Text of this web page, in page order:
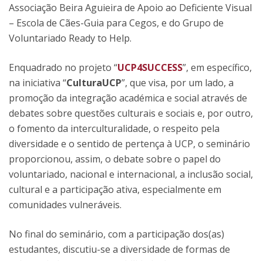
Associação Beira Aguieira de Apoio ao Deficiente Visual
– Escola de Cães-Guia para Cegos, e do Grupo de
Voluntariado Ready to Help.
Enquadrado no projeto “UCP4SUCCESS”, em específico,
na iniciativa “CulturaUCP”, que visa, por um lado, a
promoção da integração académica e social através de
debates sobre questões culturais e sociais e, por outro,
o fomento da interculturalidade, o respeito pela
diversidade e o sentido de pertença à UCP, o seminário
proporcionou, assim, o debate sobre o papel do
voluntariado, nacional e internacional, a inclusão social,
cultural e a participação ativa, especialmente em
comunidades vulneráveis.
No final do seminário, com a participação dos(as)
estudantes, discutiu-se a diversidade de formas de